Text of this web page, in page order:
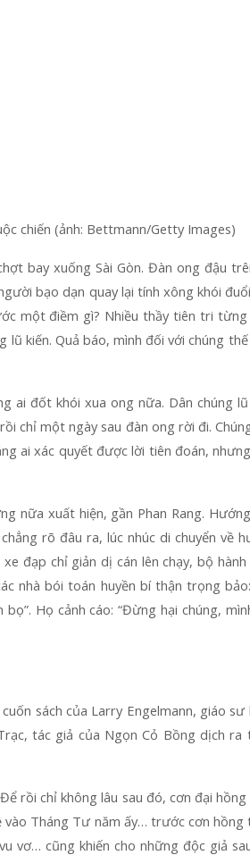
chiến (ảnh: Bettmann/Getty Images)
bay xuống Sài Gòn. Đàn ong đậu
bạo dạn quay lại tính xông khói
một điềm gì? Nhiều thầy tiên tri từng
lũ kiến. Quả báo, mình đối với chúng
ai đốt khói xua ong nữa. Dân chúng
chỉ một ngày sau đàn ong rời đi.
ai xác quyết được lời tiên đoán,
nữa xuất hiện, gần Phan Rang.
rõ đâu ra, lúc nhúc di chuyển về
đạp chỉ giản dị cán lên chạy, bộ
nhà bói toán huyền bí thận trọng
Họ cảnh cáo: “Đừng hại chúng,
sách của Larry Engelmann, giáo sư
tác giả của Ngọn Cỏ Bồng dịch ra
rồi chỉ không lâu sau đó, cơn đại
Tháng Tư năm ấy… trước cơn hồng
vơ… cũng khiến cho những độc giả